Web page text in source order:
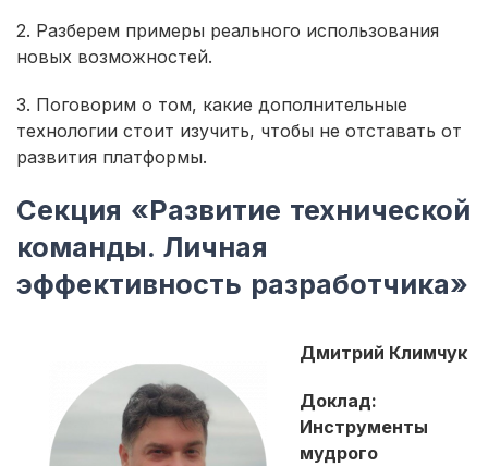
2. Разберем примеры реального использования
новых возможностей.
3. Поговорим о том, какие дополнительные
технологии стоит изучить, чтобы не отставать от
развития платформы.
Секция «Развитие технической
команды. Личная
эффективность разработчика»
Дмитрий Климчук
Доклад:
Инструменты
мудрого